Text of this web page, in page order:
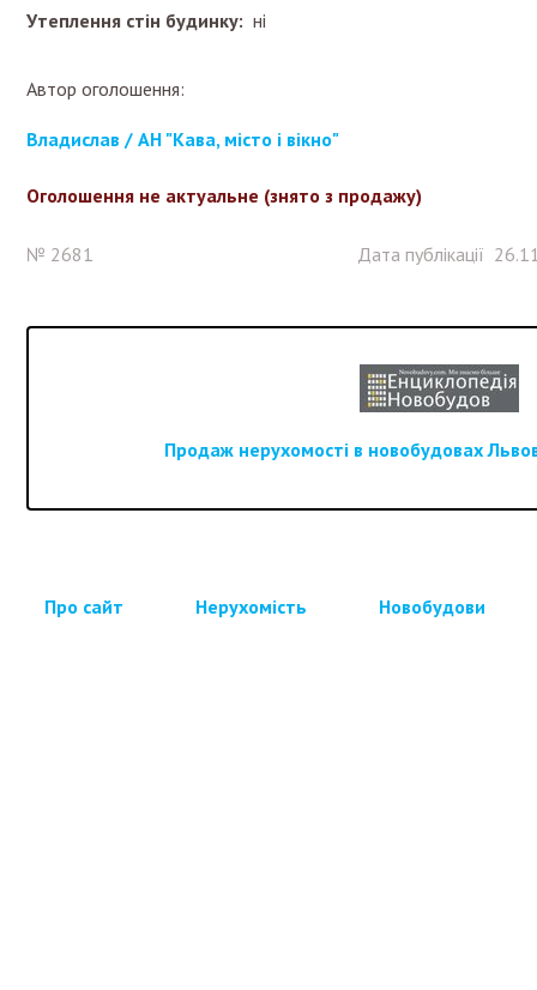
Утеплення стін будинку: ні
Автор оголошення:
Владислав / АН "Кава, місто і вікно"
Оголошення не актуальне (знято з продажу)
№ 2681 Дата публікації
Продаж нерухомості в новобудовах
Про сайт Нерухомість Новобудови